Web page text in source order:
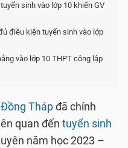
sinh vào lớp 10 khiến GV
điều kiện tuyển sinh vào lớp
vào lớp 10 THPT công lập
Đồng Thápđã chính
quan đến tuyển sinh
năm học 2023 –